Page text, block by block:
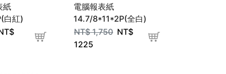
紙
白紅)
電腦報表紙
14.7/8*11*2P(全白)
NT$1,750 NT$
1225